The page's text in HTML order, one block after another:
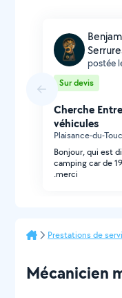
postée
Sur devis
Cherche
véhicules
Plaisance-du-
Bonjour, qui est
camping car de
.merci
Prestations de
Mécanicien